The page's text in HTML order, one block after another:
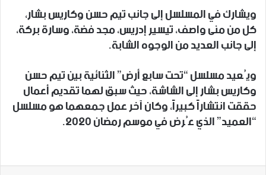
ويشارك في المسلسل إلى جانب تيم حسن وكاريس بشار،
كل من منى واصف، تيسير إدريس، مجد فضة، وسارة بركة،
إلى جانب العديد من الوجوه الشابة.
ويُعيد مسلسل “تحت سابع أرض” الثنائية بين تيم حسن
وكاريس بشار إلى الشاشة، حيث سبق لهما تقديم أعمال
حققت انتشاراً كبيراً، وكان آخر عمل جمعهما هو مسلسل
“العميد” الذي عُرض في موسم رمضان 2020.